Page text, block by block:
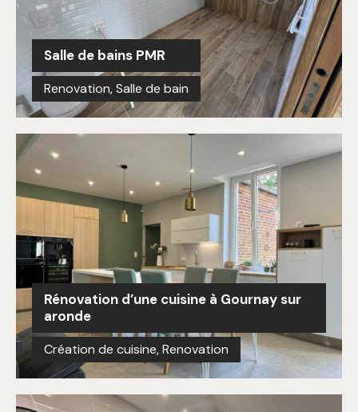
Salle de bains PMR
Renovation,Salle de bain
Rénovation d’une cuisine à Gournay sur
aronde
Création de cuisine,Renovation